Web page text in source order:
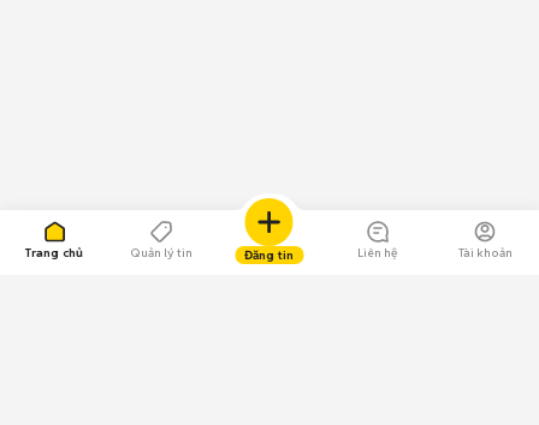
Trang chủ Quản lý tin Đăng tin Liên hệ Tài khoản